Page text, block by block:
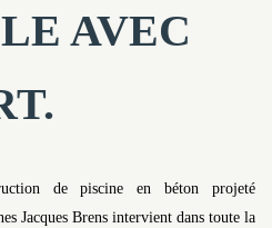
AVEC
de piscine en béton projeté
Jacques Brens intervient dans toute la